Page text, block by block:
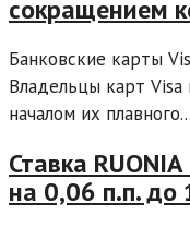
сокращением
Банковские карты
Владельцы карт Visa
началом их плавного...
Ставка
на 0,06 п.п. до